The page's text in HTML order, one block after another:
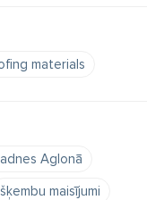
materials
Aglonā
šķembu maisījumi